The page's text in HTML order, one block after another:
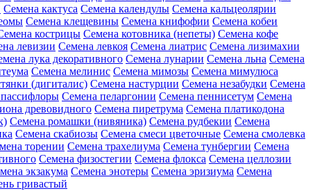
Семена кактуса Семена календулы Семена кальцеолярии
Семена клещевины Семена книфофии Семена кобеи
кострицы Семена котовника (непеты) Семена кофе
левизии Семена левкоя Семена лиатрис Семена лизимахии
лука декоративного Семена лунарии Семена льна Семена
Семена мелинис Семена мимозы Семена мимулюса
(дигиталис) Семена настурции Семена незабудки Семена
Семена пеларгонии Семена пеннисетум Семена
древовидного Семена пиретрума Семена платикодона
Семена ромашки (нивяника) Семена рудбекии Семена
Семена скабиозы Семена смеси цветочные Семена смолевка
торении Семена трахелиума Семена тунбергии Семена
Семена физостегии Семена флокса Семена целлозии
экзакума Семена энотеры Семена эризиума Семена
гривастый